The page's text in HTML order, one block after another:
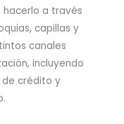
hacerlo a través
capillas y
canales
incluyendo
crédito y